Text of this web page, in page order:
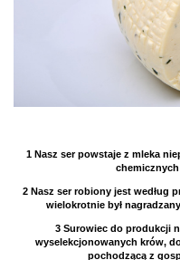
1 Nasz ser powstaje z mleka
2 Nasz ser robiony jest według
wielokrotnie był
3 Surowiec do produkcji
wyselekcjonowanych krów,
pochodzącą z